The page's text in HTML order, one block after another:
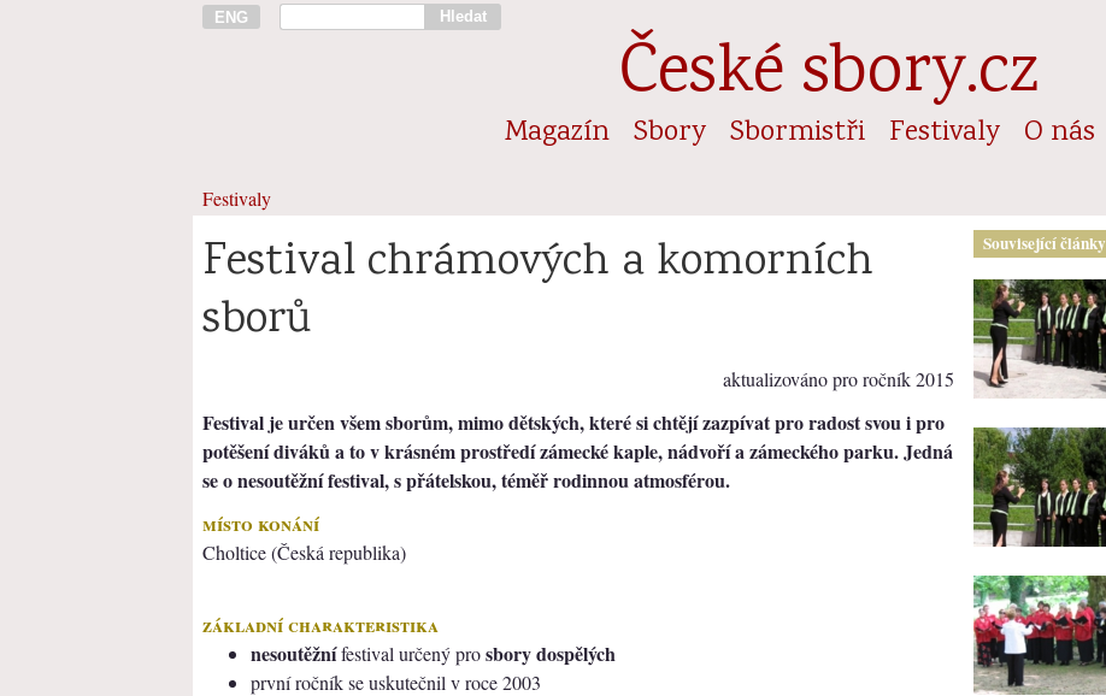
ENG Hledat
České sbory.cz
Magazín Sbory Sbormistři Festivaly O nás
Festivaly
Festival chrámových a komorních
sborů
aktualizováno pro ročník 2015
Festival je určen všem sborům, mimo dětských, které si chtějí zazpívat pro radost svou i pro
potěšení diváků a to v krásném prostředí zámecké kaple, nádvoří a zámeckého parku. Jedná
se o nesoutěžní festival, s přátelskou, téměř rodinnou atmosférou.
místo konání
Choltice (Česká republika)
základní charakteristika
nesoutěžnífestival určený prosbory dospělých
první ročník se uskutečnil v roce 2003
Související články